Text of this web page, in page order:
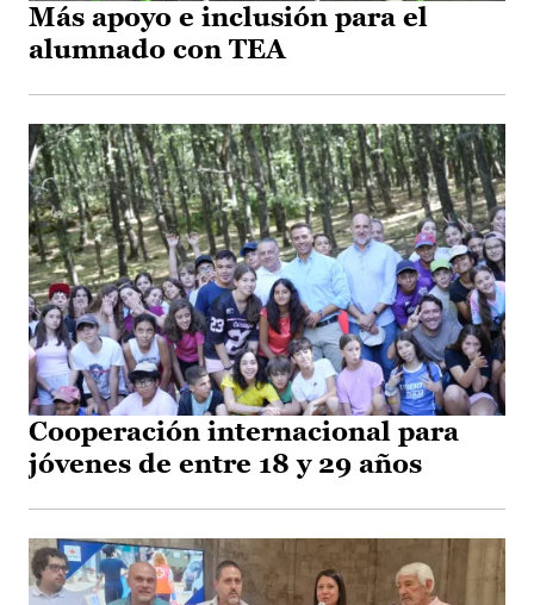
Más apoyo e inclusión para el
alumnado con TEA
Cooperación internacional para
jóvenes de entre 18 y 29 años